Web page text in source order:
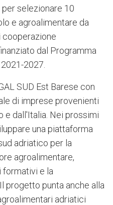
selezionare 10
e agroalimentare da
dal Programma
2027.
SUD Est Barese con
di imprese provenienti
e dall'Italia. Nei prossimi
una piattaforma
adriatico per la
agroalimentare,
formativi e la
progetto punta anche alla
adriatici